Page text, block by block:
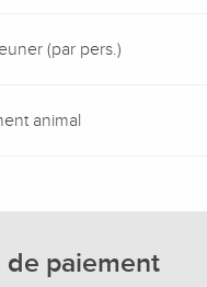
(par pers.)
animal
de paiement